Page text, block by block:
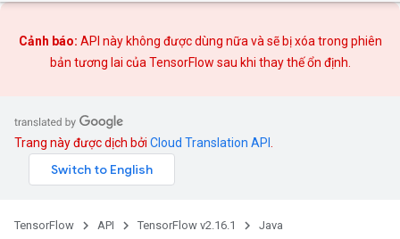
Cảnh báo: API này không được dùng nữa và sẽ bị xóa trong phiên
bản tương lai của TensorFlow sau khi thay thếổn định.
Trang này được dịch bởi Cloud Translation API
TensorFlow API TensorFlow v2.16.1 Java